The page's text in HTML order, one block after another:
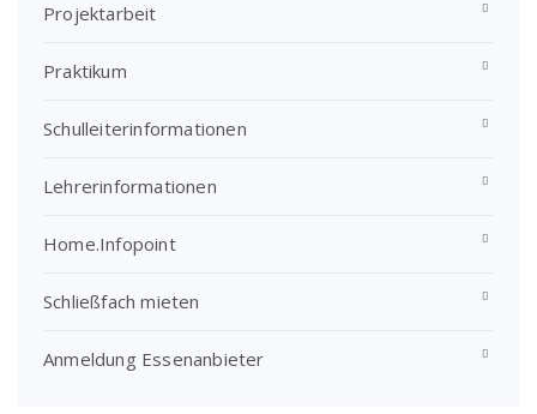
Projektarbeit
Praktikum
Schulleiterinformationen
Lehrerinformationen
Home.Infopoint
Schließfach mieten
Anmeldung Essenanbieter